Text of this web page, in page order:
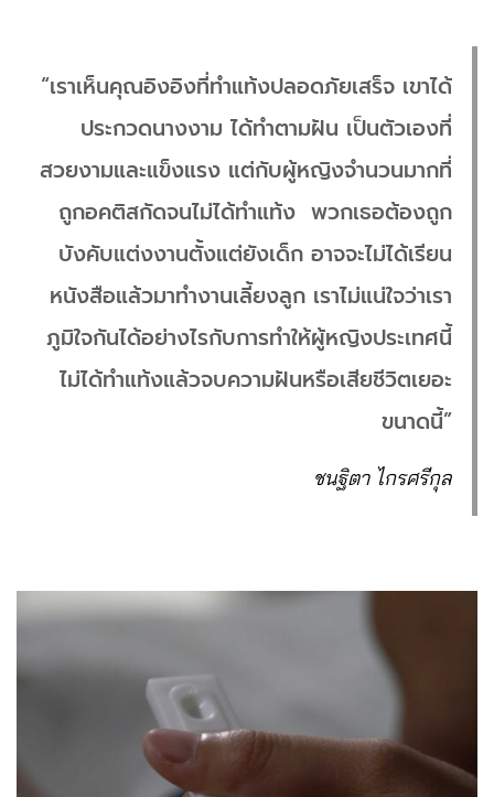
“เราเห็นคุณอิงอิงที่ทำแท้งปลอดภัยเสร็จ เขาได้
ประกวดนางงาม ได้ทำตามฝัน เป็นตัวเองที่
สวยงามและแข็งแรง แต่กับผู้หญิงจำนวนมากที่
ถูกอคติสกัดจนไม่ได้ทำแท้ง พวกเธอต้องถูก
บังคับแต่งงานตั้งแต่ยังเด็ก อาจจะไม่ได้เรียน
หนังสือแล้วมาทำงานเลี้ยงลูก เราไม่แน่ใจว่าเรา
ภูมิใจกันได้อย่างไรกับการทำให้ผู้หญิงประเทศนี้
ไม่ได้ทำแท้งแล้วจบความฝันหรือเสียชีวิตเยอะ
ขนาดนี้”
ชนฐิตา ไกรศรีกุล